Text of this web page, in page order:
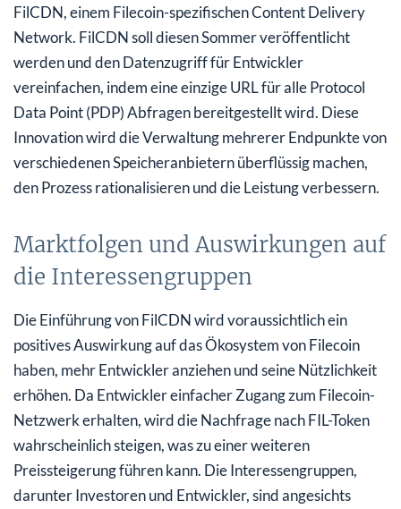
FilCDN, einem Filecoin-spezifischen Content Delivery
Network. FilCDN soll diesen Sommer veröffentlicht
werden und den Datenzugriff für Entwickler
vereinfachen, indem eine einzige URL für alle Protocol
Data Point (PDP) Abfragen bereitgestellt wird. Diese
Innovation wird die Verwaltung mehrerer Endpunkte von
verschiedenen Speicheranbietern überflüssig machen,
den Prozess rationalisieren und die Leistung verbessern.
Marktfolgen und Auswirkungen auf
die Interessengruppen
Die Einführung von FilCDN wird voraussichtlich ein
positives Auswirkung auf das Ökosystem von Filecoin
haben, mehr Entwickler anziehen und seine Nützlichkeit
erhöhen. Da Entwickler einfacher Zugang zum Filecoin-
Netzwerk erhalten, wird die Nachfrage nach FIL-Token
wahrscheinlich steigen, was zu einer weiteren
Preissteigerung führen kann. Die Interessengruppen,
darunter Investoren und Entwickler, sind angesichts